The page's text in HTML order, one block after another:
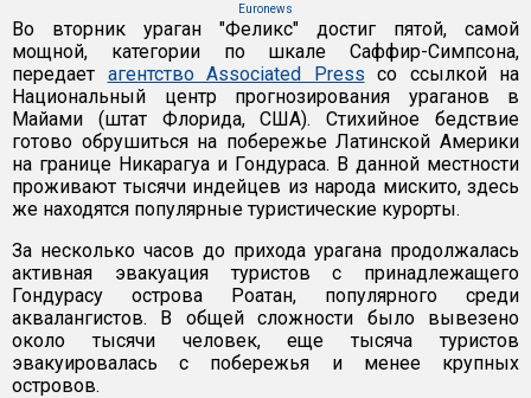
Euronews
Во вторник ураган "Феликс" достиг пятой, самой
мощной, категории по шкале Саффир-Симпсона,
передает агентство Associated Press со ссылкой на
Национальный центр прогнозирования ураганов в
Майами (штат Флорида, США). Стихийное бедствие
готово обрушиться на побережье Латинской Америки
на границе Никарагуа и Гондураса. В данной местности
проживают тысячи индейцев из народа мискито, здесь
же находятся популярные туристические курорты.
За несколько часов до прихода урагана продолжалась
активная эвакуация туристов с принадлежащего
Гондурасу острова Роатан, популярного среди
аквалангистов. В общей сложности было вывезено
около тысячи человек, еще тысяча туристов
эвакуировалась с побережья и менее крупных
островов.